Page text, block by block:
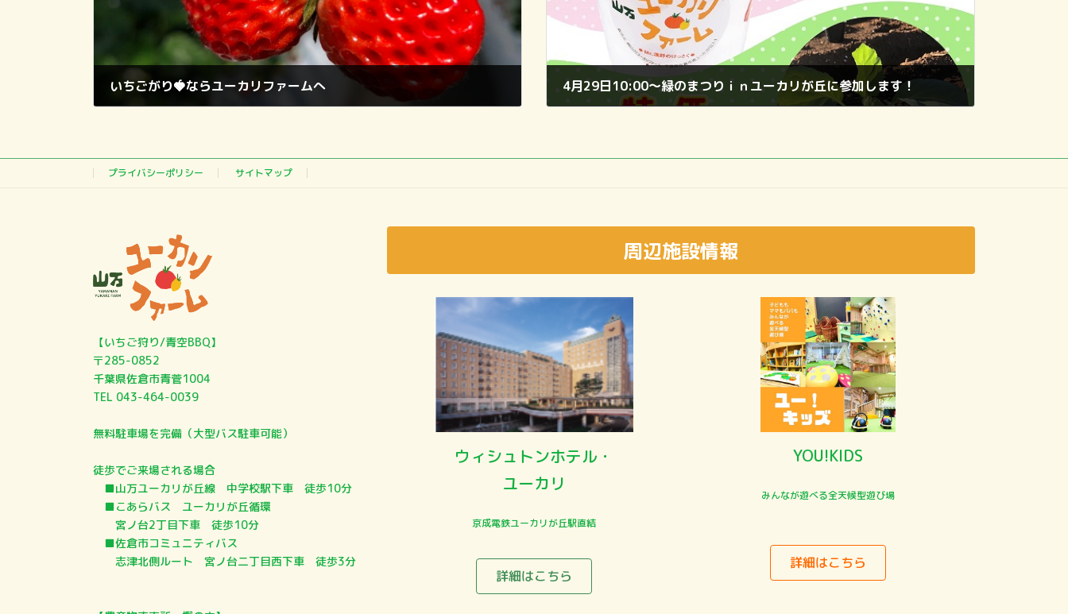
いちごがり🍓ならユーカリファームへ 4月29日10:00～緑のまつりｉｎユーカリが丘に参加します！
プライバシーポリシー サイトマップ
​​【いちご狩り/青空BBQ】
〒285-0852
千葉県佐倉市青菅1004
TEL 043-464-0039​
無料駐車場を完備（大型バス駐車可能）
徒歩でご来場される場合
■山万ユーカリが丘線 中学校駅下車 徒歩10分
■こあらバス ユーカリが丘循環
宮ノ台2丁目下車 徒歩10分
■佐倉市コミュニティバス
志津北側ルート 宮ノ台二丁目西下車 徒歩3分
周辺施設情報
ウィシュトンホテル・
ユーカリ
京成電鉄ユーカリが丘駅直結
詳細はこちら
YOU!KIDS
みんなが遊べる全天候型遊び場
詳細はこちら